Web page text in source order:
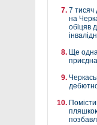
7 тисяч
на
обіцяв
Ще